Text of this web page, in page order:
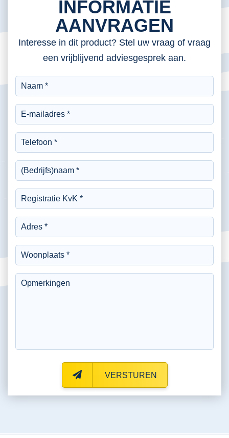
INFORMATIE
AANVRAGEN
Interesse in dit product? Stel uw vraag of vraag
een vrijblijvend adviesgesprek aan.
VERSTUREN